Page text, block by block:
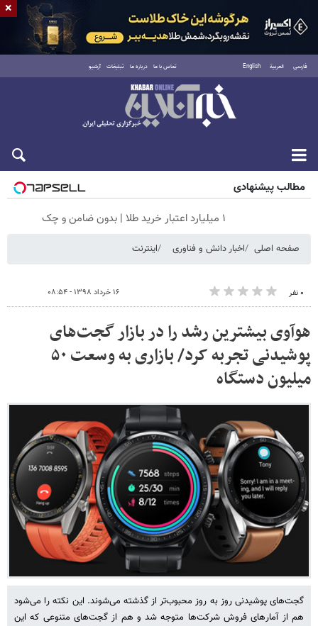
فارسی العربية English تماس با ما درباره ما تبلیغات آرشیو
شنبه ۱۷ مرداد ۱۴۰۵
مطالب پیشنهادی
۱ میلیارد اعتبار خرید طلا | بدون ضامن و چک
صفحه اصلی اخبار دانش و فناوری اینترنت
۰ نفر ۱۶ خرداد ۱۳۹۸ - ۰۸:۵۴
هوآوی بیشترین رشد را در بازار گجت‌های
پوشیدنی تجربه کرد/ بازاری به وسعت ۵۰
میلیون دستگاه
گجت‌های پوشیدنی روز به روز محبوب‌تر از گذشته می‌شوند. این نکته را می‌شود
هم از آمارهای فروش شرکت‌ها متوجه شد و هم از گجت‌های متنوعی که این
×